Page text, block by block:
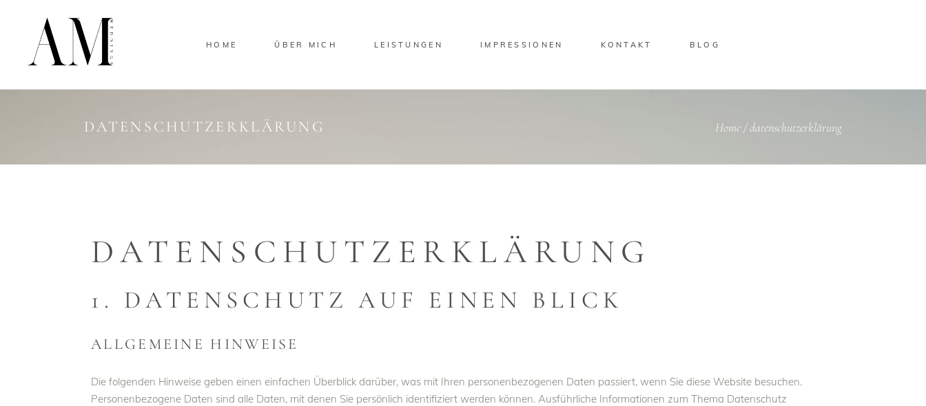
HOME ÜBER MICH LEISTUNGEN IMPRESSIONEN KONTAKT BLOG
DATENSCHUTZERKLÄRUNG Home/datenschutzerklärung
DATENSCHUTZ­ERKLÄRUNG
1. DATENSCHUTZ AUF EINEN BLICK
ALLGEMEINE HINWEISE
Die folgenden Hinweise geben einen einfachen Überblick darüber, was mit Ihren personenbezogenen Daten passiert, wenn Sie diese Website besuchen.
Personenbezogene Daten sind alle Daten, mit denen Sie persönlich identifiziert werden können. Ausführliche Informationen zum Thema Datenschutz